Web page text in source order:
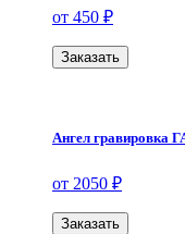
от 450 ₽
Заказать
Ангел гравировка
от 2050 ₽
Заказать